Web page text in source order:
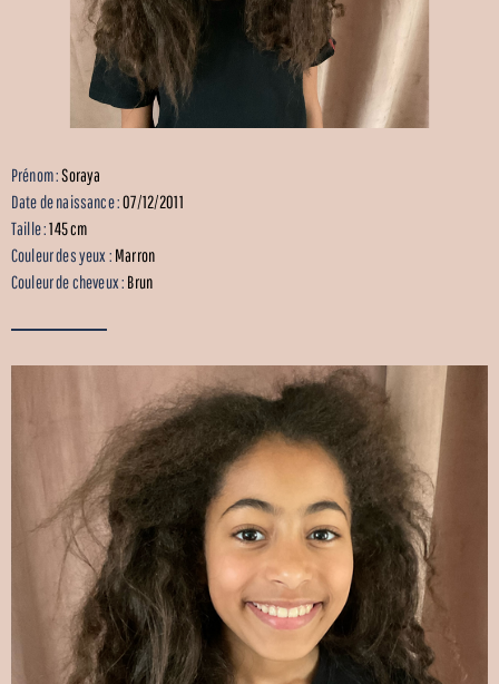
Prénom :Soraya
Date de naissance :07/12/2011
Taille :145 cm
Couleur des yeux : Marron
Couleur de cheveux : Brun